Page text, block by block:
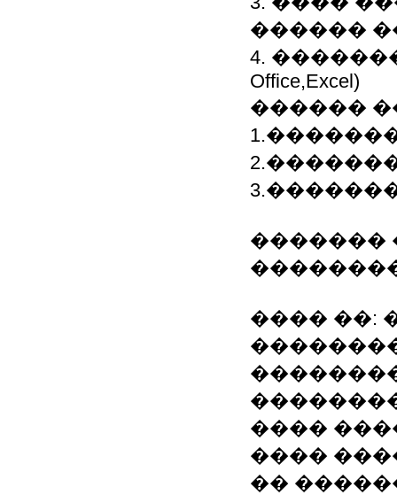
������
4.
Office,Excel)
������
�������
���� ��:
����
����
��